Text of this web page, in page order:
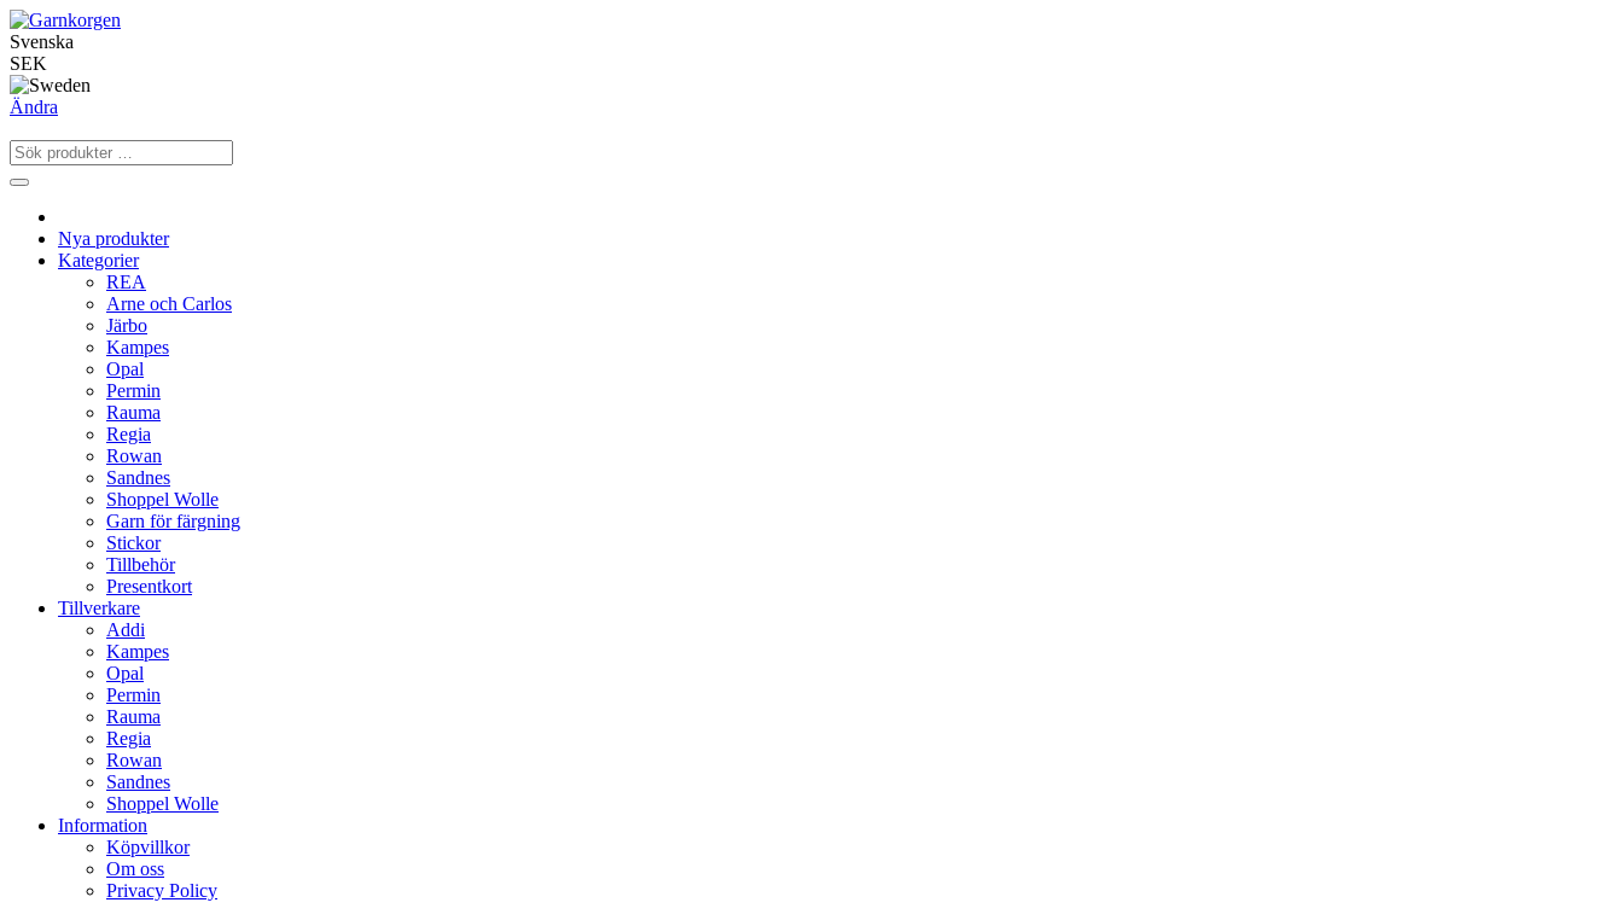
Svenska
SEK
Ändra
Nya produkter
Kategorier
REA
Arne och Carlos
Järbo
Kampes
Opal
Permin
Rauma
Regia
Rowan
Sandnes
Shoppel Wolle
Garn för färgning
Stickor
Tillbehör
Presentkort
Tillverkare
Addi
Kampes
Opal
Permin
Rauma
Regia
Rowan
Sandnes
Shoppel Wolle
Information
Köpvillkor
Om oss
Privacy Policy